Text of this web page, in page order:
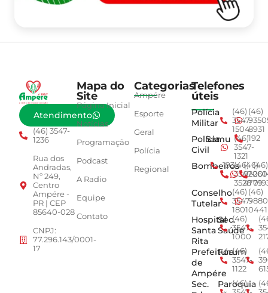
Atendimento
(46) 3547-
1236
Rua dos
Andradas,
Nº 249,
Centro
Ampére -
PR | CEP
85640-028
CNPJ:
77.296.143/0001-
17
Mapa do
Site
Página Inicial
Notícias
Programação
Podcast
A Radio
Equipe
Contato
Categorias
Ampére
Esporte
Geral
Polícia
Regional
Telefones
úteis
Polícia
Militar
(46)
3547-
1504
(46)
8931
Polícia
Civil
Samu (46)
3547-
1321
192
Bombeiros
193(46)
3547-
3528
(46)
4779
(46)
Conselho
Tutelar
(46)
3547-
1801
(46)
0441
Hospital
Santa
Rita
Sec.
Saúde
(46)
3547-
1000
Prefeitura
de
Ampére
Fórum
(46)
3547-
1122
Sec.
Paroquia
(46)